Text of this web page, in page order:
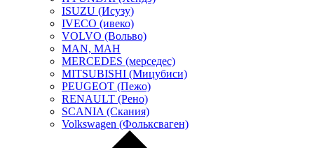
ISUZU (Исузу)
IVECO (ивеко)
VOLVO (Вольво)
MAN, МАН
MERCEDES (мерседес)
MITSUBISHI (Мицубиси)
PEUGEOT (Пежо)
RENAULT (Рено)
SCANIA (Скания)
Volkswagen (Фольксваген)